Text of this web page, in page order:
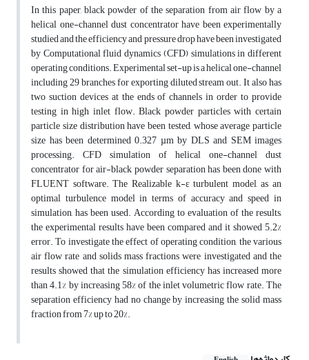
In this paper, black powder of the separation from air flow by a
helical one-channel dust concentrator have been experimentally
studied and the efficiency and pressure drop have been investigated
by Computational fluid dynamics (CFD) simulations in different
operating conditions. Experimental set-up is a helical one-channel
including 29 branches for exporting diluted stream out. It also has
two suction devices at the ends of channels in order to provide
testing in high inlet flow. Black powder particles with certain
particle size distribution have been tested, whose average particle
size has been determined 0.327 µm by DLS and SEM images
processing. CFD simulation of helical one-channel dust
concentrator for air-black powder separation has been done with
FLUENT software. The Realizable k-ε turbulent model, as an
optimal turbulence model in terms of accuracy and speed in
simulation, has been used. According to evaluation of the results,
the experimental results have been compared and it showed 5.2%
error. To investigate the effect of operating condition, the various
air flow rate and solids mass fractions were investigated and the
results showed that the simulation efficiency has increased more
than 4.1% by increasing 58% of the inlet volumetric flow rate. The
separation efficiency had no change by increasing the solid mass
fraction from 7% up to 20%.